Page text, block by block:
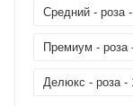
Средний - роза
Премиум - роза
Делюкс - роза -